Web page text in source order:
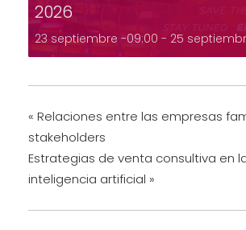
2026
23 septiembre -09:00 - 25
« Relaciones entre las empresas
stakeholders
Estrategias de venta consultiva en
inteligencia artificial »